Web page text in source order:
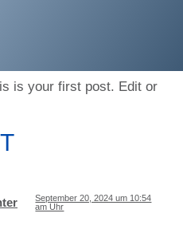
is your first post. Edit or
September 20, 2024 um 10:54
am Uhr